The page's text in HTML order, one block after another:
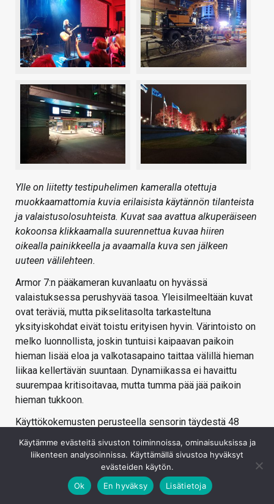
Ylle on liitetty testipuhelimen kameralla otettuja
muokkaamattomia kuvia erilaisista käytännön tilanteista
ja valaistusolosuhteista. Kuvat saa avattua alkuperäiseen
kokoonsa klikkaamalla suurennettua kuvaa hiiren
oikealla painikkeella ja avaamalla kuva sen jälkeen
uuteen välilehteen.
Armor 7:n pääkameran kuvanlaatu on hyvässä
valaistuksessa perushyvää tasoa. Yleisilmeeltään kuvat
ovat teräviä, mutta pikselitasolta tarkasteltuna
yksityiskohdat eivät toistu erityisen hyvin. Värintoisto on
melko luonnollista, joskin tuntuisi kaipaavan paikoin
hieman lisää eloa ja valkotasapaino taittaa välillä hieman
liikaa kellertävän suuntaan. Dynamiikassa ei havaittu
suurempaa kritisoitavaa, mutta tumma pää jää paikoin
hieman tukkoon.
Käyttökokemusten perusteella sensorin täydestä 48
megapikselin resoluutiosta ei ole juurikaan
kuvanlaadullista iloa 12 megapikselin otoksiin verrattuna.
Toisaalta havainto pätee myös toiseen suuntaan, eikä
esimerkiksi 12 megapikselin otosten dynamiikka ole
havaittavasti 48 megapikselin kuvia parempaa, vaikka
Käytämme evästeitä sivuston toiminnoissa, ominaisuuksissa ja
liikenteen analysoinnissa. Käyttämällä sivustoa hyväksyt
evästeiden käytön.
Ok
En hyväksy Lisätietoja